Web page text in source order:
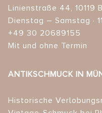
Linienstraße 44, 10119
Dienstag – Samstag ·
+49 30 20689155
Mit und ohne Termin
ANTIKSCHMUCK IN
Historische